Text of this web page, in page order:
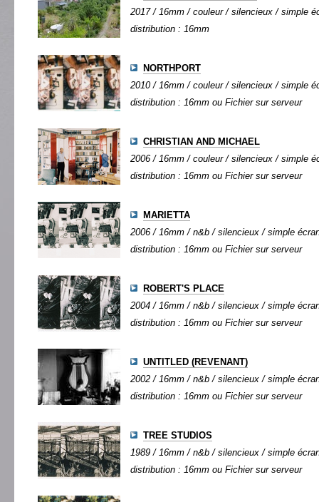
2017 / 16mm / couleur / silencieux / simple
distribution : 16mm
NORTHPORT
2010 / 16mm / couleur / silencieux / simple
distribution : 16mm ou Fichier sur serveur
CHRISTIAN AND MICHAEL
2006 / 16mm / couleur / silencieux / simple
distribution : 16mm ou Fichier sur serveur
MARIETTA
2006 / 16mm / n&b / silencieux / simple
distribution : 16mm ou Fichier sur serveur
ROBERT'S PLACE
2004 / 16mm / n&b / silencieux / simple
distribution : 16mm ou Fichier sur serveur
UNTITLED (REVENANT)
2002 / 16mm / n&b / silencieux / simple
distribution : 16mm ou Fichier sur serveur
TREE STUDIOS
1989 / 16mm / n&b / silencieux / simple
distribution : 16mm ou Fichier sur serveur